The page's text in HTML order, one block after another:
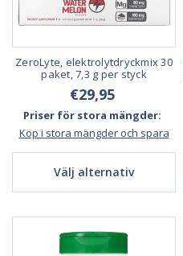
ZeroLyte, elektrolytdryckmix 30
paket, 7,3 g per styck
€29,95
Priser för stora mängder:
Köp i stora mängder och spara
Välj alternativ